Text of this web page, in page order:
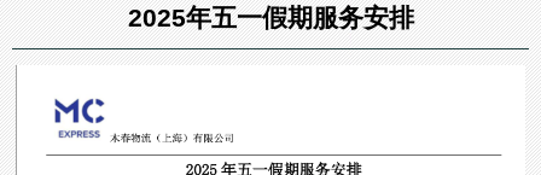
2025年五一假期服务安排